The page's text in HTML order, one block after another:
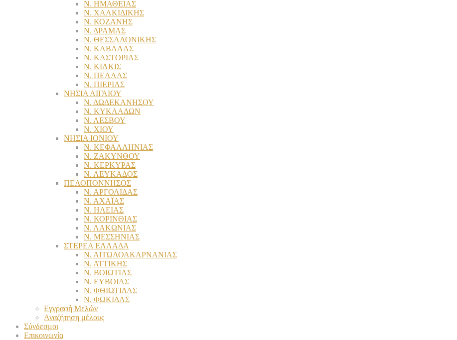
Ν. ΗΜΑΘΕΙΑΣ
Ν. ΧΑΛΚΙΔΙΚΗΣ
Ν. ΚΟΖΑΝΗΣ
Ν. ΔΡΑΜΑΣ
Ν. ΘΕΣΣΑΛΟΝΙΚΗΣ
Ν. ΚΑΒΑΛΑΣ
Ν. ΚΑΣΤΟΡΙΑΣ
Ν. ΚΙΛΚΙΣ
Ν. ΠΕΛΛΑΣ
Ν. ΠΙΕΡΙΑΣ
ΝΗΣΙΑ ΑΙΓΑΙΟΥ
Ν. ΔΩΔΕΚΑΝΗΣΟΥ
Ν. ΚΥΚΛΑΔΩΝ
Ν. ΛΕΣΒΟΥ
Ν. ΧΙΟΥ
ΝΗΣΙΑ ΙΟΝΙΟΥ
Ν. ΚΕΦΑΛΛΗΝΙΑΣ
Ν. ΖΑΚΥΝΘΟΥ
Ν. ΚΕΡΚΥΡΑΣ
Ν. ΛΕΥΚΑΔΟΣ
ΠΕΛΟΠΟΝΝΗΣΟΣ
Ν. ΑΡΓΟΛΙΔΑΣ
Ν. ΑΧΑΪΑΣ
Ν. ΗΛΕΙΑΣ
Ν. ΚΟΡΙΝΘΙΑΣ
Ν. ΛΑΚΩΝΙΑΣ
Ν. ΜΕΣΣΗΝΙΑΣ
ΣΤΕΡΕΑ ΕΛΛΑΔΑ
Ν. ΑΙΤΩΛΟΑΚΑΡΝΑΝΙΑΣ
Ν. ΑΤΤΙΚΗΣ
Ν. ΒΟΙΩΤΙΑΣ
Ν. ΕΥΒΟΙΑΣ
Ν. ΦΘΙΩΤΙΔΑΣ
Ν. ΦΩΚΙΔΑΣ
Εγγραφή Μελών
Αναζήτηση μέλους
Σύνδεσμοι
Επικοινωνία